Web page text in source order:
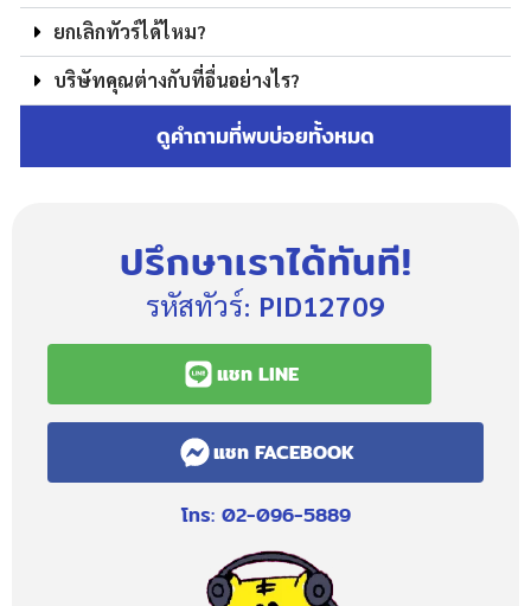
ยกเลิกทัวร์ได้ไหม?
บริษัทคุณต่างกับที่อื่นอย่างไร?
ดูคำถามที่พบบ่อยทั้งหมด
ปรึกษาเราได้ทันที!
รหัสทัวร์: PID12709
แชท LINE
แชท FACEBOOK
โทร: 02-096-5889